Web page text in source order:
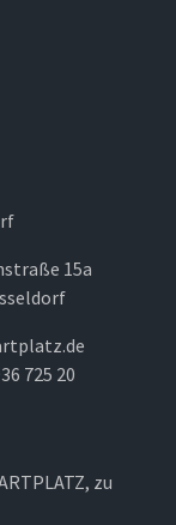
15a
725 20
zu